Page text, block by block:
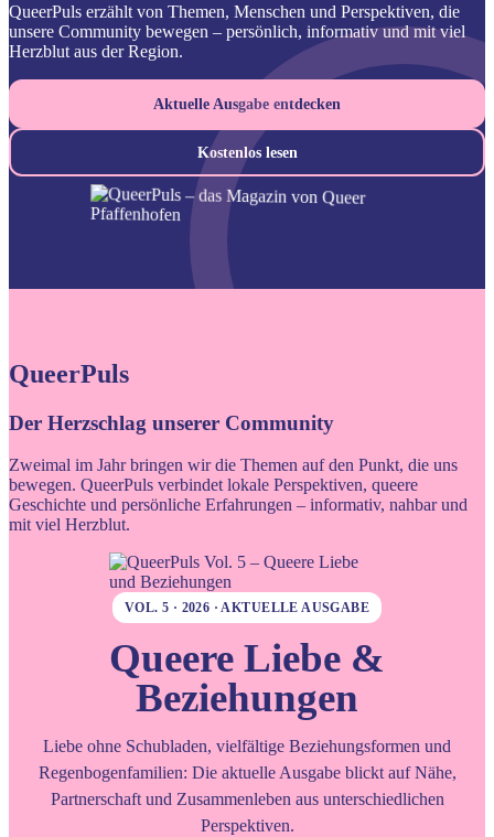
QueerPuls erzählt von Themen, Menschen und Perspektiven, die
unsere Community bewegen – persönlich, informativ und mit viel
Herzblut aus der Region.
Aktuelle Ausgabe entdecken
Kostenlos lesen
QueerPuls
Der Herzschlag unserer Community
Zweimal im Jahr bringen wir die Themen auf den Punkt, die uns
bewegen. QueerPuls verbindet lokale Perspektiven, queere
Geschichte und persönliche Erfahrungen – informativ, nahbar und
mit viel Herzblut.
VOL. 5 · 2026 · AKTUELLE AUSGABE
Queere Liebe &
Beziehungen
Liebe ohne Schubladen, vielfältige Beziehungsformen und
Regenbogenfamilien: Die aktuelle Ausgabe blickt auf Nähe,
Partnerschaft und Zusammenleben aus unterschiedlichen
Perspektiven.